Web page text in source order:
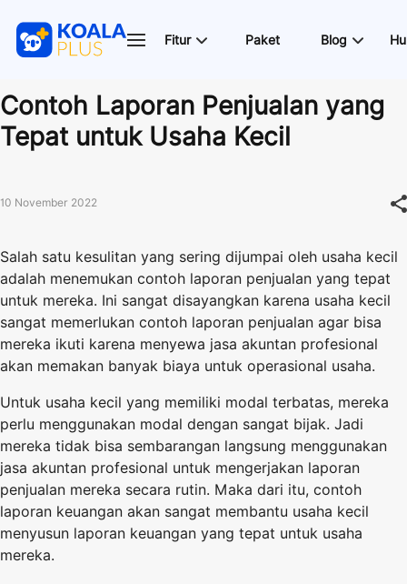
Fitur Paket Blog
Contoh Laporan Penjualan yang
Tepat untuk Usaha Kecil
10 November 2022
Salah satu kesulitan yang sering dijumpai oleh usaha kecil
adalah menemukan contoh laporan penjualan yang tepat
untuk mereka. Ini sangat disayangkan karena usaha kecil
sangat memerlukan contoh laporan penjualan agar bisa
mereka ikuti karena menyewa jasa akuntan profesional
akan memakan banyak biaya untuk operasional usaha.
Untuk usaha kecil yang memiliki modal terbatas, mereka
perlu menggunakan modal dengan sangat bijak. Jadi
mereka tidak bisa sembarangan langsung menggunakan
jasa akuntan profesional untuk mengerjakan laporan
penjualan mereka secara rutin. Maka dari itu, contoh
laporan keuangan akan sangat membantu usaha kecil
menyusun laporan keuangan yang tepat untuk usaha
mereka.